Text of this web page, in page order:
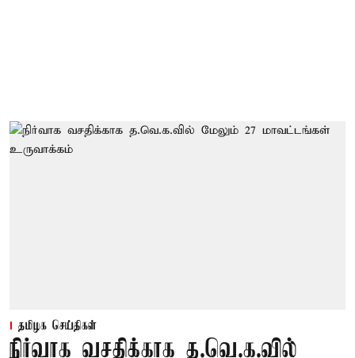
தமிழக செய்திகள்
நிர்வாக வசதிக்காக த.வெ.க.வில்